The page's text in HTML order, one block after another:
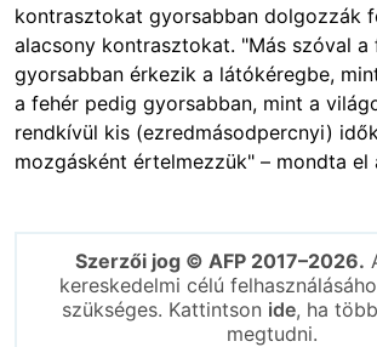
kontrasztokat gyorsabban dolgozzák
alacsony kontrasztokat. "Más szóval a
gyorsabban érkezik a látókéregbe,
a fehér pedig gyorsabban, mint a
rendkívül kis (ezredmásodpercnyi)
mozgásként értelmezzük" – mondta el
Szerzői jog © AFP 2017–2026.
kereskedelmi célú
szükséges. Kattintson ide, ha
megtudni.